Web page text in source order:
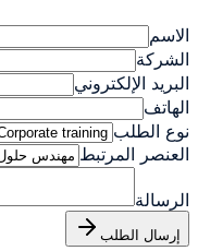
الاسم
الشركة
البريد الإلكتروني
الهاتف
نوع الطلب
العنصر المرتبط
الرسالة
إرسال الطلب